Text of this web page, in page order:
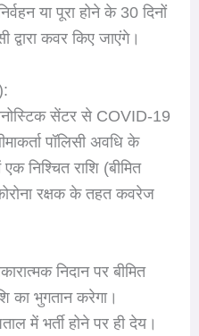
या पूरा होने के 30 दिनों
द्वारा कवर किए जाएंगे।
सेंटर से COVID-19
पॉलिसी अवधि के
निश्चित राशि (बीमित
रक्षक के तहत कवरेज
निदान पर बीमित
का भुगतान करेगा।
में भर्ती होने पर ही देय।